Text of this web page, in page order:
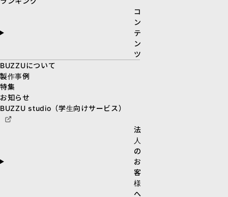
コ
ン
テ
ン
ツ
BUZZUについて
製作事例
特集
お知らせ
BUZZU studio（学生向けサービス）
法
人
の
お
客
様
へ